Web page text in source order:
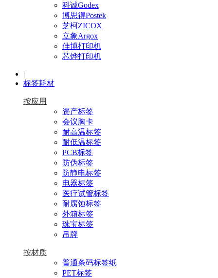
科诚Godex
博思得Postek
芝柯ZICOX
立象Argox
佳博打印机
芯烨打印机
|
标签耗材
按应用
资产标签
会议胸卡
耐高温标签
耐低温标签
PCB标签
防伪标签
防静电标签
电器标签
医疗试管标签
耐腐蚀标签
外箱标签
珠宝标签
吊牌
按材质
普通条码标签纸
PET标签